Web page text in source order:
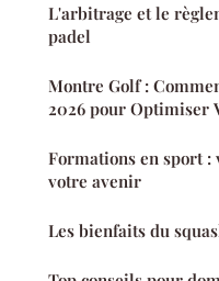
L'arbitrage et le
padel
Montre Golf :
2026 pour Optimiser
Formations en sport :
votre avenir
Les bienfaits du